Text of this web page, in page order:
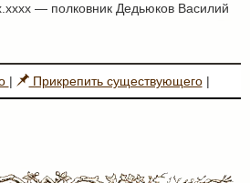
— полковник Дедьюков Василий
| Прикрепить существующего|